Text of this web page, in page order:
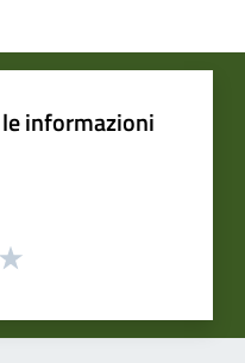
informazioni